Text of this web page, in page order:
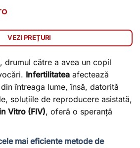
VEZI PREȚURI
drumul către a avea un copil
Infertilitatea afectează
întreaga lume, însă, datorită
soluțiile de reproducere asistată,
Vitro (FIV), oferă o speranță
mai eficiente metode de